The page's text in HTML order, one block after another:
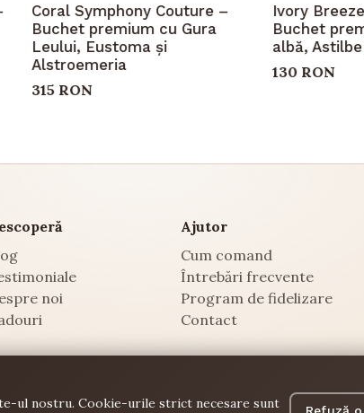
Coral Symphony Couture –
Buchet premium cu Gura
Leului, Eustoma și
Alstroemeria
315 RON
Ivory
Buchet
albă,
130 RON
noi
Ajutor
Cum comand
Întrebări frecvente
Program de fidelizare
Contact
ul nostru. Cookie-urile strict necesare sunt Refuză